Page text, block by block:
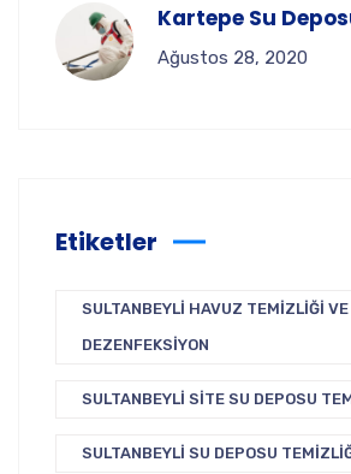
Kartepe Su
Ağustos 28, 2020
Etiketler
SULTANBEYLI HAVUZ TEMIZLIĞI VE
DEZENFEKSIYON
SULTANBEYLI SITE SU DEPOSU
SULTANBEYLI SU DEPOSU